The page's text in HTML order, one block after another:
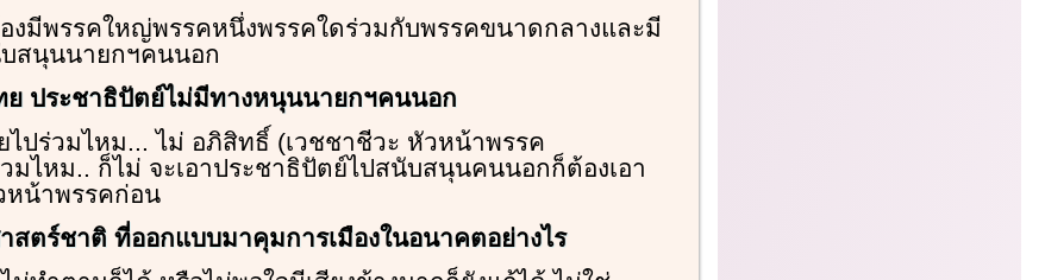
งมีพรรคใหญ่พรรคหนึ่งพรรคใดร่วมกับพรรคขนาดกลางและมี
บสนุนนายกฯคนนอก
ย ประชาธิปัตย์ไม่มีทางหนุนนายกฯคนนอก
ไปร่วมไหม... ไม่ อภิสิทธิ์ (เวชชาชีวะ หัวหน้าพรรค
มไหม.. ก็ไม่ จะเอาประชาธิปัตย์ไปสนับสนุนคนนอกก็ต้องเอา
หน้าพรรคก่อน
สตร์ชาติ ที่ออกแบบมาคุมการเมืองในอนาคตอย่างไร